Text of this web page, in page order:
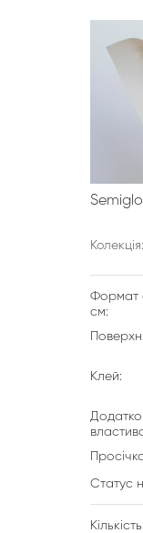
Формат
см:
Клей:
Статус
Кількість: